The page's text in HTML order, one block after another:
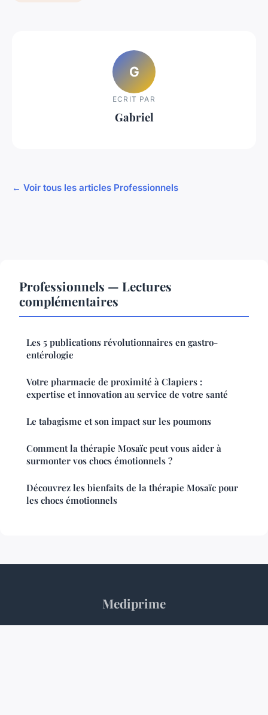
G
ECRIT PAR
Gabriel
← Voir tous les articles Professionnels
Professionnels — Lectures
complémentaires
Les 5 publications révolutionnaires en gastro-
entérologie
Votre pharmacie de proximité à Clapiers :
expertise et innovation au service de votre santé
Le tabagisme et son impact sur les poumons
Comment la thérapie Mosaïc peut vous aider à
surmonter vos chocs émotionnels ?
Découvrez les bienfaits de la thérapie Mosaïc pour
les chocs émotionnels
Mediprime